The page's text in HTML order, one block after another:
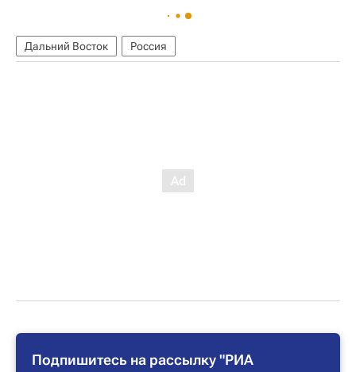
Дальний Восток Россия
Подпишитесь на рассылку "РИА